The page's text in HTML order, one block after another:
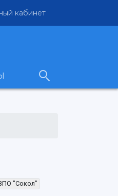
кабинет
"Сокол"